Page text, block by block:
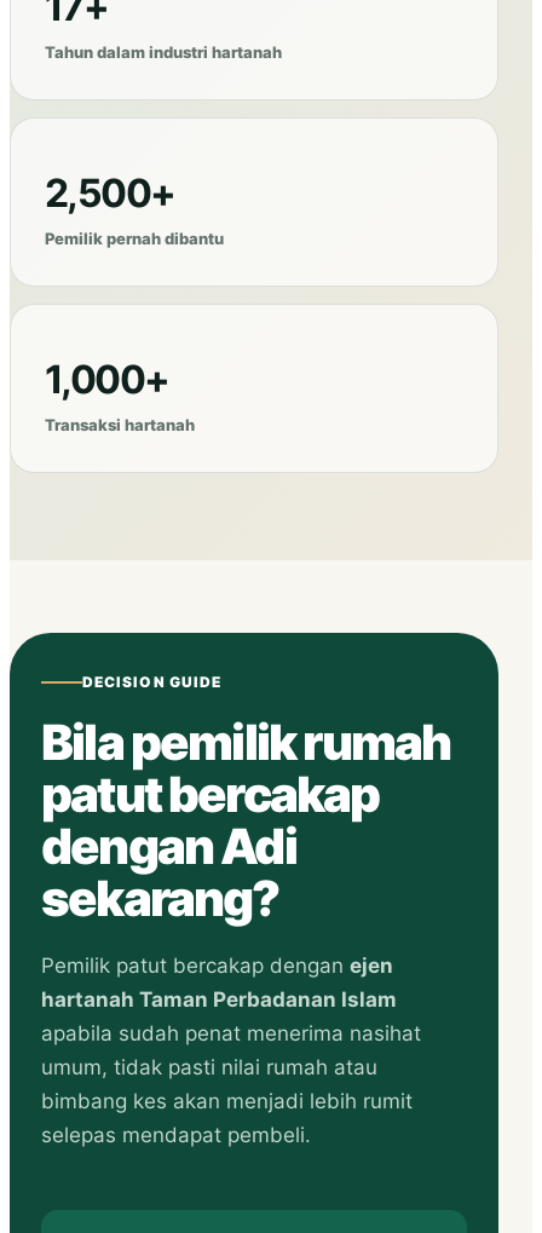
Tahun dalam industri hartanah
2,500+
Pemilik pernah dibantu
1,000+
Transaksi hartanah
DECISION GUIDE
Bila pemilik rumah
patut bercakap
dengan Adi
sekarang?
Pemilik patut bercakap dengan ejen
hartanah Taman Perbadanan Islam
apabila sudah penat menerima nasihat
umum, tidak pasti nilai rumah atau
bimbang kes akan menjadi lebih rumit
selepas mendapat pembeli.